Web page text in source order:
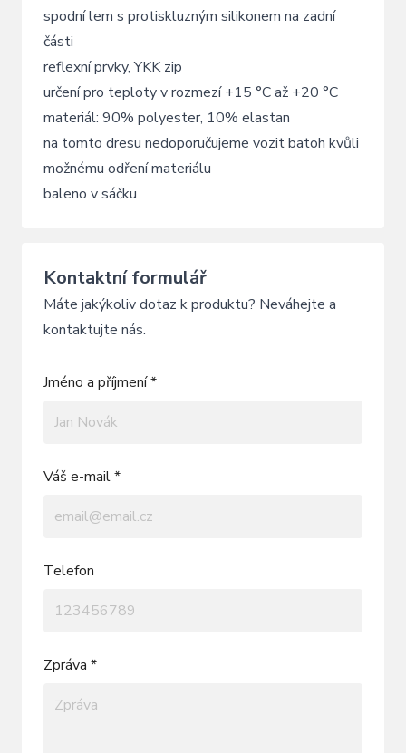
spodní lem s protiskluzným silikonem na zadní
části
reflexní prvky, YKK zip
určení pro teploty v rozmezí +15 °C až +20 °C
materiál: 90% polyester, 10% elastan
na tomto dresu nedoporučujeme vozit batoh kvůli
možnému odření materiálu
baleno v sáčku
Kontaktní formulář
Máte jakýkoliv dotaz k produktu? Neváhejte a
kontaktujte nás.
Jméno a příjmení *
Váš e-mail *
Telefon
Zpráva *